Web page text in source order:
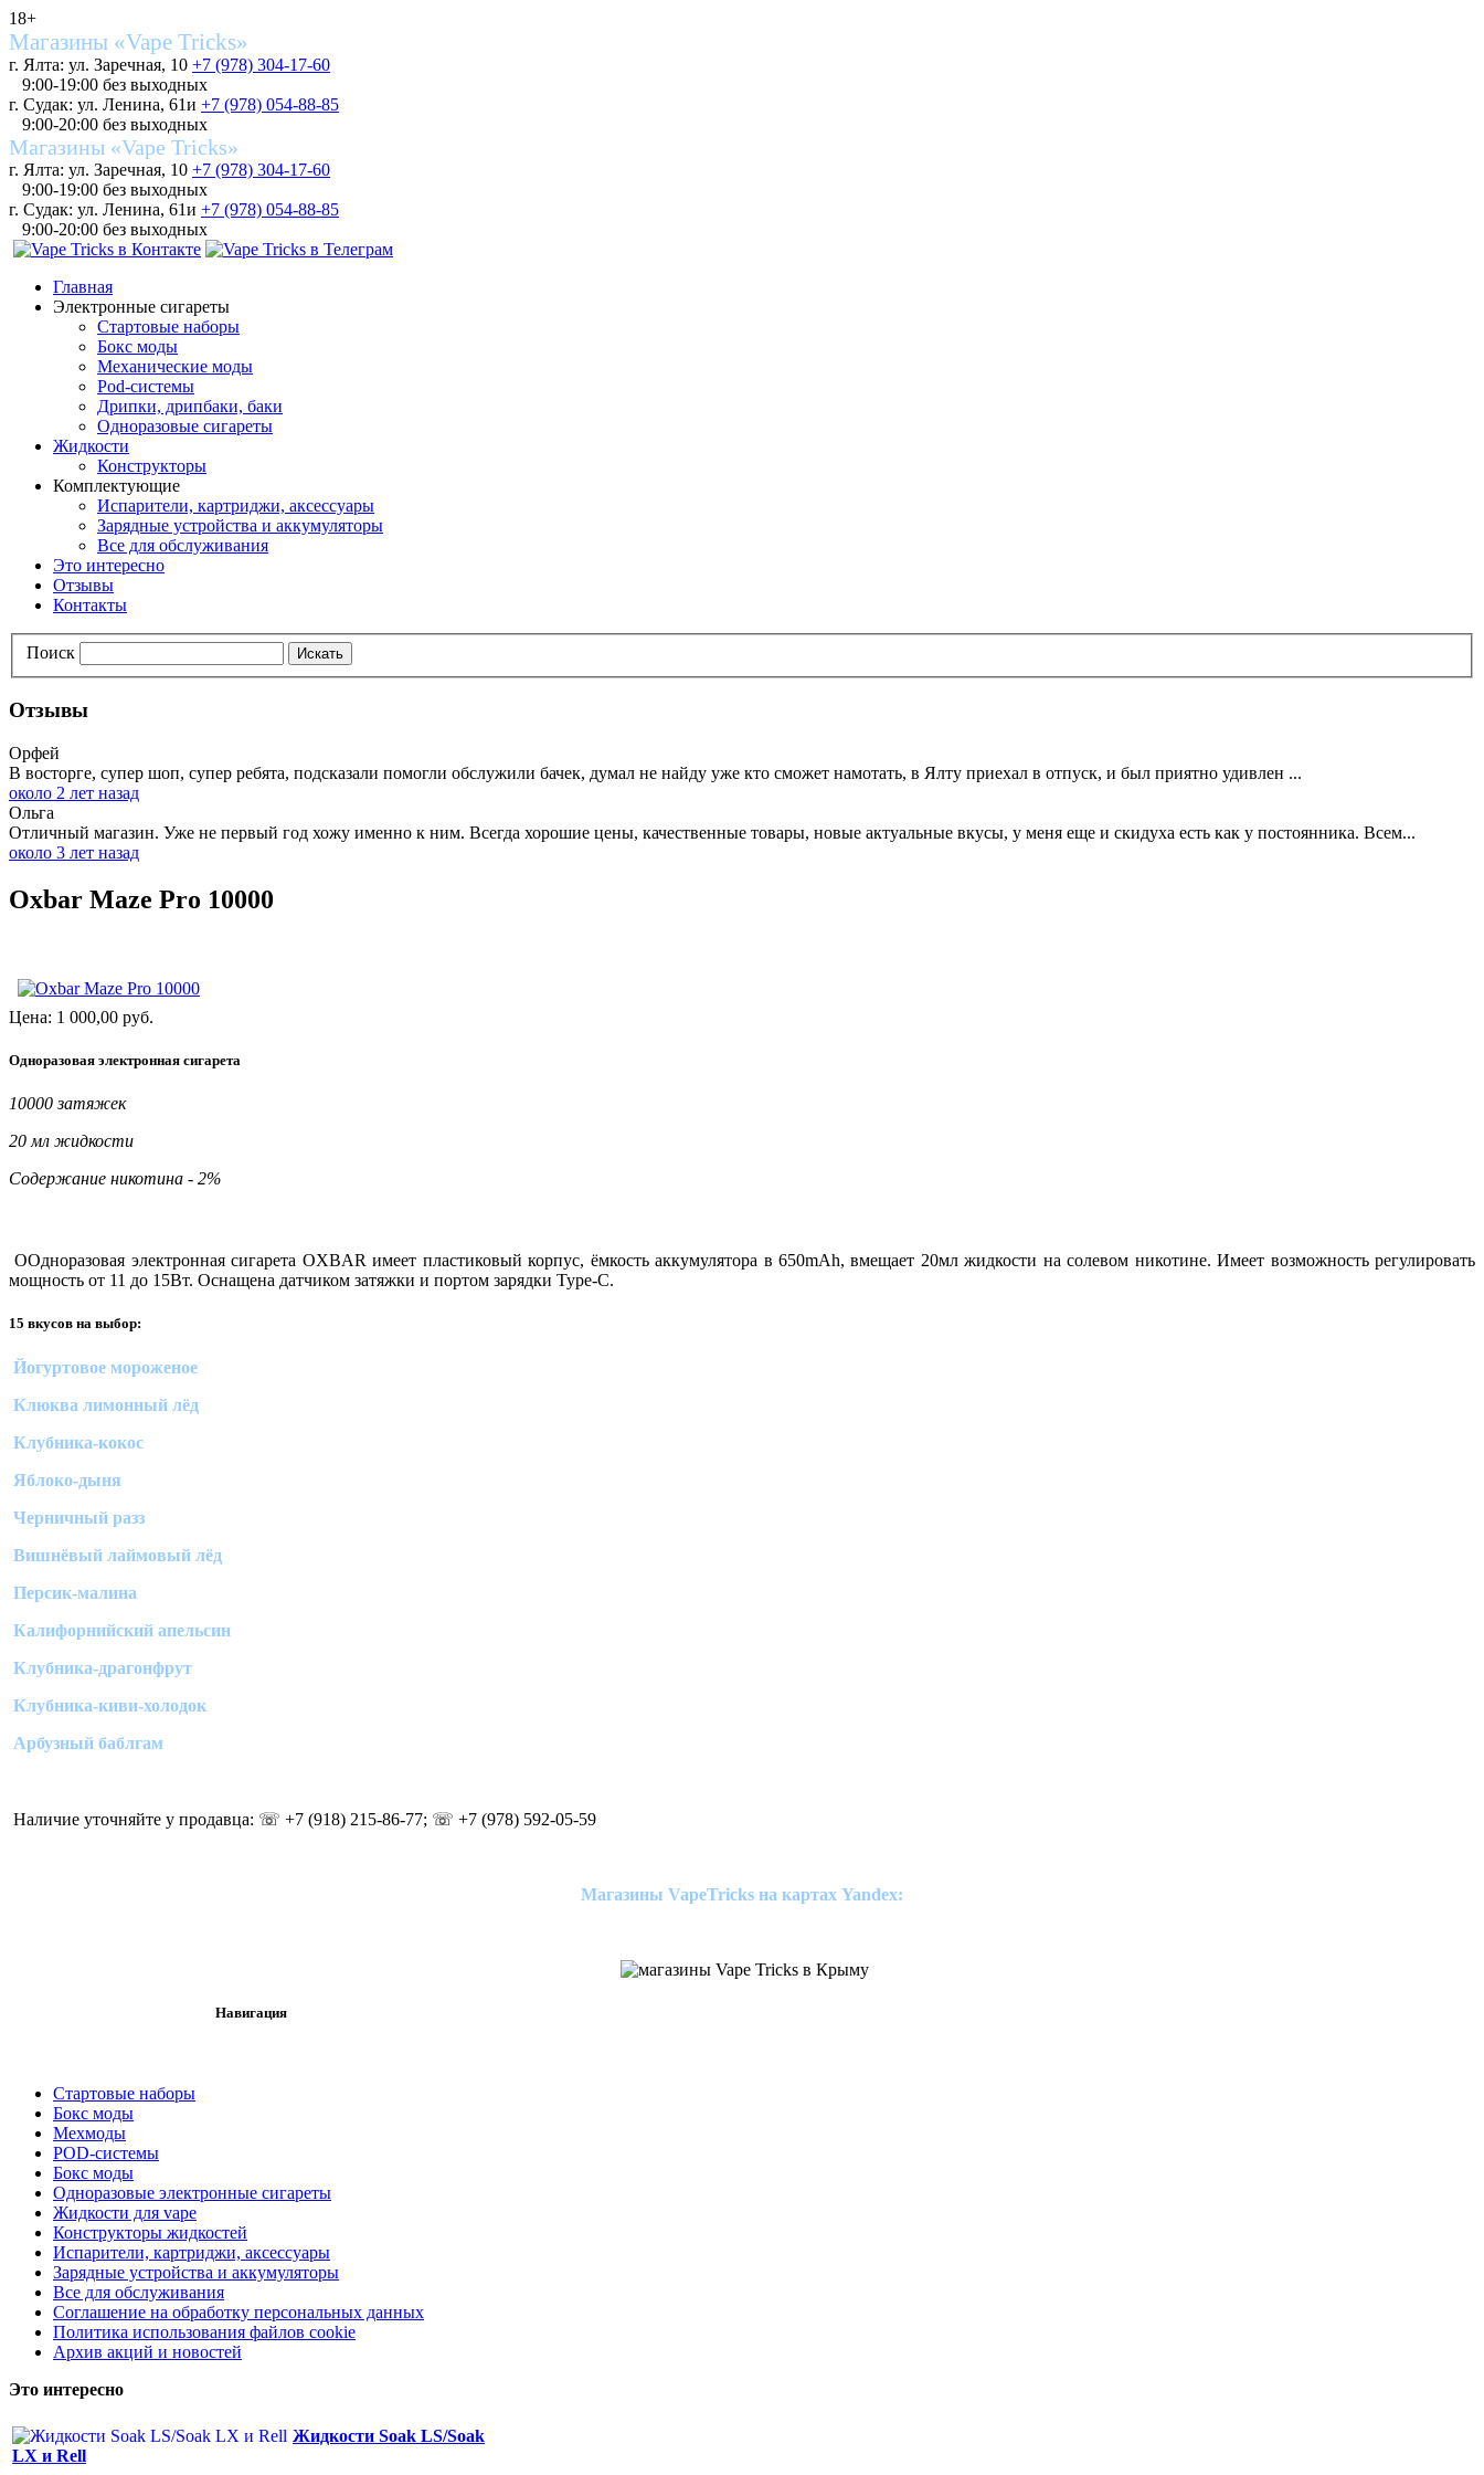
18+
Магазины «Vape Tricks»
г. Ялта: ул. Заречная, 10 +7 (978) 304-17-60
9:00-19:00 без выходных
г. Судак: ул. Ленина, 61и +7 (978) 054-88-85
9:00-20:00 без выходных
Магазины «Vape Tricks»
г. Ялта: ул. Заречная, 10 +7 (978) 304-17-60
9:00-19:00 без выходных
г. Судак: ул. Ленина, 61и +7 (978) 054-88-85
9:00-20:00 без выходных
Главная
Электронные сигареты
Стартовые наборы
Бокс моды
Механические моды
Pod-системы
Дрипки, дрипбаки, баки
Одноразовые сигареты
Жидкости
Конструкторы
Комплектующие
Испарители, картриджи, аксессуары
Зарядные устройства и аккумуляторы
Все для обслуживания
Это интересно
Отзывы
Контакты
Поиск Искать
Отзывы
Орфей
В восторге, супер шоп, супер ребята, подсказали помогли обслужили бачек, думал не найду уже кто сможет намотать, в Ялту приехал в отпуск, и был приятно удивлен ...
около 2 лет назад
Ольга
Отличный магазин. Уже не первый год хожу именно к ним. Всегда хорошие цены, качественные товары, новые актуальные вкусы, у меня еще и скидуха есть как у постоянника. Всем...
около 3 лет назад
Oxbar Maze Pro 10000
Цена: 1 000,00 руб.
Одноразовая электронная сигарета
10000 затяжек
20 мл жидкости
Содержание никотина - 2%
ООдноразовая электронная сигарета OXBAR имеет пластиковый корпус, ёмкость аккумулятора в 650mAh, вмещает 20мл жидкости на солевом никотине. Имеет возможность регулировать
мощность от 11 до 15Вт. Оснащена датчиком затяжки и портом зарядки Type-C.
15 вкусов на выбор:
Йогуртовое мороженое
Клюква лимонный лёд
Клубника-кокос
Яблоко-дыня
Черничный разз
Вишнёвый лаймовый лёд
Персик-малина
Калифорнийский апельсин
Клубника-драгонфрут
Клубника-киви-холодок
Арбузный баблгам
Наличие уточняйте у продавца: ☏ +7 (918) 215-86-77; ☏ +7 (978) 592-05-59
Магазины VapeTricks на картах Yandex:
Навигация
Стартовые наборы
Бокс моды
Мехмоды
POD-системы
Бокс моды
Одноразовые электронные сигареты
Жидкости для vape
Конструкторы жидкостей
Испарители, картриджи, аксессуары
Зарядные устройства и аккумуляторы
Все для обслуживания
Соглашение на обработку персональных данных
Политика использования файлов cookie
Архив акций и новостей
Это интересно
Жидкости Soak LS/Soak
LX и Rell